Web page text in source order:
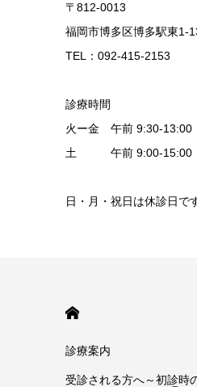
〒812-0013
福岡市博多区博多駅東1-
TEL：092-415-2153
診療時間
火ー金 午前 9:30-
土 午前 9:00-15:00
日・月・祝日は休診日で
診療案内
受診される方へ～初診時